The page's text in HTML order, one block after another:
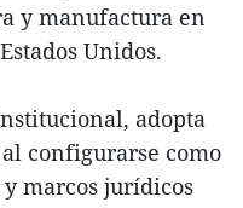
y manufactura en
Unidos.
adopta
configurarse como
marcos jurídicos